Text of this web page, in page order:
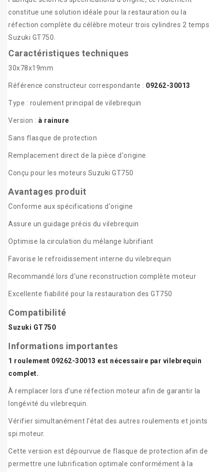
constitue une solution idéale pour la restauration ou la
réfection complète du célèbre moteur trois cylindres 2 temps
Suzuki GT750.
Caractéristiques techniques
30x78x19mm
Référence constructeur correspondante : 09262-30013
Type : roulement principal de vilebrequin
Version : à rainure
Sans flasque de protection
Remplacement direct de la pièce d'origine
Conçu pour les moteurs Suzuki GT750
Avantages produit
Conforme aux spécifications d'origine
Assure un guidage précis du vilebrequin
Optimise la circulation du mélange lubrifiant
Favorise le refroidissement interne du vilebrequin
Recommandé lors d'une reconstruction complète moteur
Excellente fiabilité pour la restauration des GT750
Compatibilité
Suzuki GT750
Informations importantes
1 roulement 09262-30013 est nécessaire par vilebrequin
complet.
À remplacer lors d'une réfection moteur afin de garantir la
longévité du vilebrequin.
Vérifier simultanément l'état des autres roulements et joints
spi moteur.
Cette version est dépourvue de flasque de protection afin de
permettre une lubrification optimale conformément à la